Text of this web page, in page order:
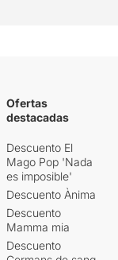
Ofertas
destacadas
Descuento El
Mago Pop 'Nada
es imposible'
Descuento Ànima
Descuento
Mamma mia
Descuento